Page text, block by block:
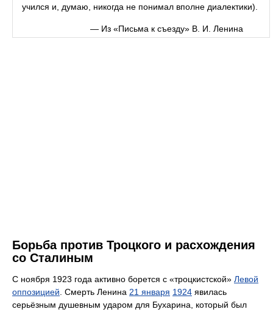
учился и, думаю, никогда не понимал вполне диалектики).
— Из «Письма к съезду» В. И. Ленина
Борьба против Троцкого и расхождения
со Сталиным
С ноября 1923 года активно борется с «троцкистской» Левой
оппозицией . Смерть Ленина 21 января 1924 явилась
серьёзным душевным ударом для Бухарина, который был